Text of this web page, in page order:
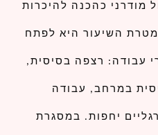
מודרני כהכנה להיכרות
מטרת השיעור היא לפתח
עבודה: רצפה בסיסית,
במרחב, עבודה
יחפות. במסגרת